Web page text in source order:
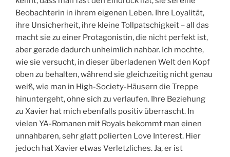
Beobachterin in ihrem eigenen Leben. Ihre Loyalität,
ihre Unsicherheit, ihre kleine Tollpatschigkeit – all das
macht sie zu einer Protagonistin, die nicht perfekt ist,
aber gerade dadurch unheimlich nahbar. Ich mochte,
wie sie versucht, in dieser überladenen Welt den Kopf
oben zu behalten, während sie gleichzeitig nicht genau
weiß, wie man in High-Society-Häusern die Treppe
hinuntergeht, ohne sich zu verlaufen. Ihre Beziehung
zu Xavier hat mich ebenfalls positiv überrascht. In
vielen YA-Romanen mit Royals bekommt man einen
unnahbaren, sehr glatt polierten Love Interest. Hier
jedoch hat Xavier etwas Verletzliches. Ja, er ist